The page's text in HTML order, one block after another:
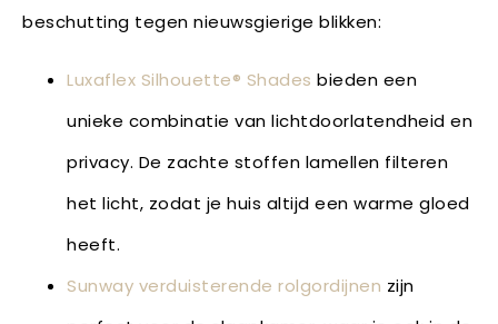
beschutting tegen nieuwsgierige blikken:
Luxaflex Silhouette® Shades bieden een
unieke combinatie van lichtdoorlatendheid en
privacy. De zachte stoffen lamellen filteren
het licht, zodat je huis altijd een warme gloed
heeft.
Sunway verduisterende rolgordijnen zijn